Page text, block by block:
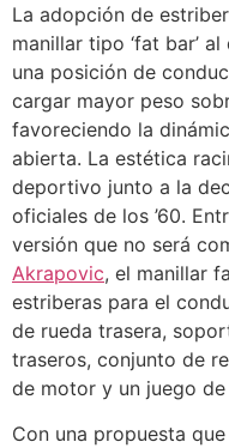
La adopción de
manillar tipo ‘fat bar’
una posición de
cargar mayor peso
favoreciendo la
abierta. La estética
deportivo junto a la
oficiales de los ’60.
versión que no será
Akrapovic, el manillar
estriberas para el
de rueda trasera,
traseros, conjunto de
de motor y un juego
Con una propuesta que